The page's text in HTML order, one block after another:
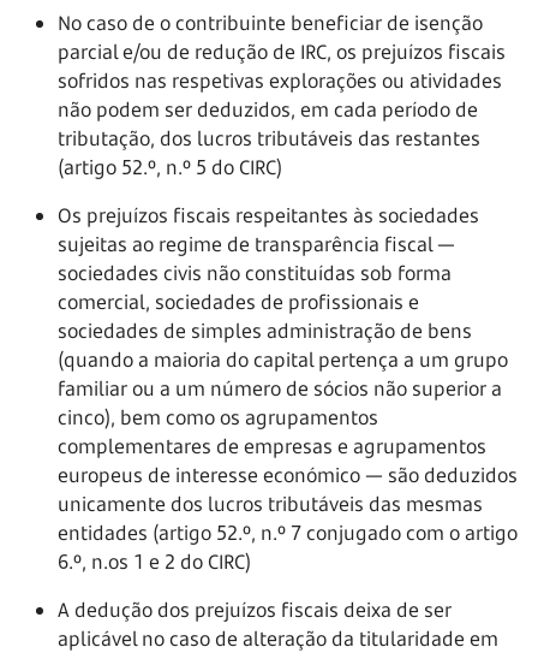
No caso de o contribuinte beneficiar de isenção
parcial e/ou de redução de IRC, os prejuízos fiscais
sofridos nas respetivas explorações ou atividades
não podem ser deduzidos, em cada período de
tributação, dos lucros tributáveis das restantes
(artigo 52.º, n.º 5 do CIRC)
Os prejuízos fiscais respeitantes às sociedades
sujeitas ao regime de transparência fiscal —
sociedades civis não constituídas sob forma
comercial, sociedades de profissionais e
sociedades de simples administração de bens
(quando a maioria do capital pertença a um grupo
familiar ou a um número de sócios não superior a
cinco), bem como os agrupamentos
complementares de empresas e agrupamentos
europeus de interesse económico — são deduzidos
unicamente dos lucros tributáveis das mesmas
entidades (artigo 52.º, n.º 7 conjugado com o artigo
6.º, n.os 1 e 2 do CIRC)
A dedução dos prejuízos fiscais deixa de ser
aplicável no caso de alteração da titularidade em